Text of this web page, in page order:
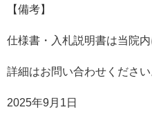
【備考】
仕様書・入札説明書は当院内
詳細はお問い合わせください
2025年9月 1 日